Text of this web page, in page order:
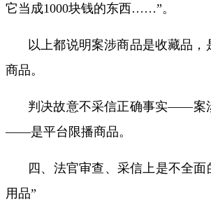
它当成1000块钱的东西……”。
以上都说明案涉商品是收藏品，
商品。
判决故意不采信正确事实——
——是平台限播商品。
四、法官审查、采信上是不全面
用品”